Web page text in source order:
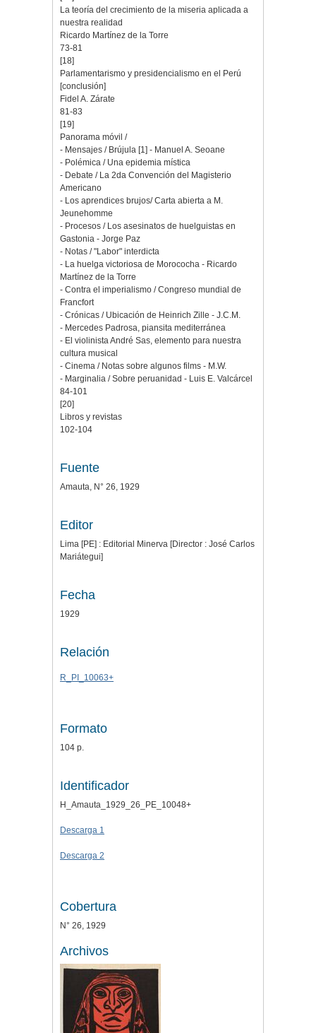
La teoría del crecimiento de la miseria aplicada a
nuestra realidad
Ricardo Martínez de la Torre
73-81
[18]
Parlamentarismo y presidencialismo en el Perú
[conclusión]
Fidel A. Zárate
81-83
[19]
Panorama móvil /
- Mensajes / Brújula [1] - Manuel A. Seoane
- Polémica / Una epidemia mística
- Debate / La 2da Convención del Magisterio
Americano
- Los aprendices brujos/ Carta abierta a M.
Jeunehomme
- Procesos / Los asesinatos de huelguistas en
Gastonia - Jorge Paz
- Notas / "Labor" interdicta
- La huelga victoriosa de Morococha - Ricardo
Martínez de la Torre
- Contra el imperialismo / Congreso mundial de
Francfort
- Crónicas / Ubicación de Heinrich Zille - J.C.M.
- Mercedes Padrosa, piansita mediterránea
- El violinista André Sas, elemento para nuestra
cultura musical
- Cinema / Notas sobre algunos films - M.W.
- Marginalia / Sobre peruanidad - Luis E. Valcárcel
84-101
[20]
Libros y revistas
102-104
Fuente
Amauta, N° 26, 1929
Editor
Lima [PE] : Editorial Minerva [Director : José Carlos
Mariátegui]
Fecha
1929
Relación
R_PI_10063+
Formato
104 p.
Identificador
H_Amauta_1929_26_PE_10048+
Descarga 1
Descarga 2
Cobertura
N° 26, 1929
Archivos